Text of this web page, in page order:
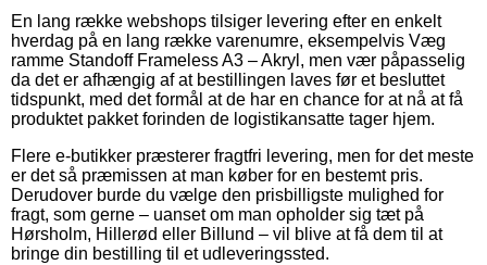
En lang række webshops tilsiger levering efter en enkelt
hverdag på en lang række varenumre, eksempelvis Væg
ramme Standoff Frameless A3 – Akryl, men vær påpasselig
da det er afhængig af at bestillingen laves før et besluttet
tidspunkt, med det formål at de har en chance for at nå at få
produktet pakket forinden de logistikansatte tager hjem.
Flere e-butikker præsterer fragtfri levering, men for det meste
er det så præmissen at man køber for en bestemt pris.
Derudover burde du vælge den prisbilligste mulighed for
fragt, som gerne – uanset om man opholder sig tæt på
Hørsholm, Hillerød eller Billund – vil blive at få dem til at
bringe din bestilling til et udleveringssted.